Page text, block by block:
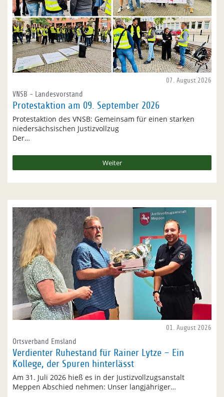
07. August 2026
VNSB - Landesvorstand
Protestaktion am 09. September 2026
Protestaktion des VNSB: Gemeinsam für einen starken
niedersächsischen Justizvollzug
Der…
Weiter
01. August 2026
Ortsverband Emsland
Verdienter Ruhestand für Rainer Lytze – Ein
Kollege, der Spuren hinterlässt
Am 31. Juli 2026 hieß es in der Justizvollzugsanstalt
Meppen Abschied nehmen: Unser langjähriger…